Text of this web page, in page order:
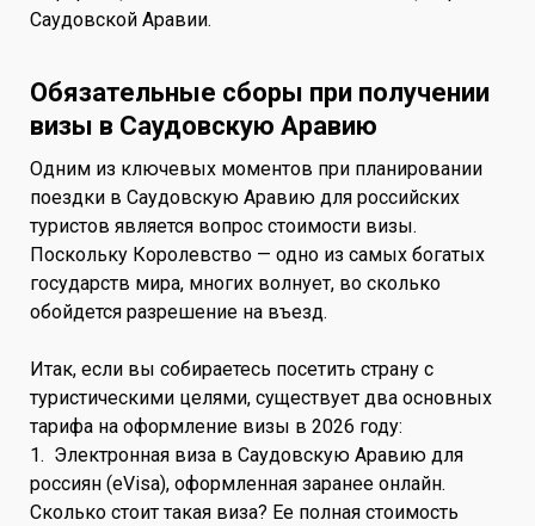
Саудовской Аравии.
Обязательные сборы при получении
визы в Саудовскую Аравию
Одним из ключевых моментов при планировании
поездки в Саудовскую Аравию для российских
туристов является вопрос стоимости визы.
Поскольку Королевство — одно из самых богатых
государств мира, многих волнует, во сколько
обойдется разрешение на въезд.
Итак, если вы собираетесь посетить страну с
туристическими целями, существует два основных
тарифа на оформление визы в 2026 году:
1. Электронная виза в Саудовскую Аравию для
россиян (eVisa), оформленная заранее онлайн.
Сколько стоит такая виза? Ее полная стоимость